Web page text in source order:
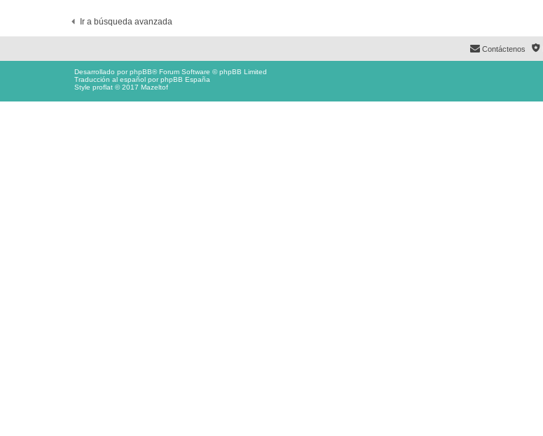
Ir a búsqueda avanzada
Contáctenos
Desarrollado porphpBB® Forum Software © phpBB Limited
Traducción al español porphpBB España
Style proflat © 2017 Mazeltof